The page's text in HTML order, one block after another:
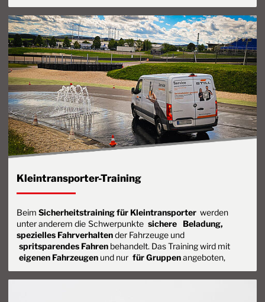
Kleintransporter-Training
Beim Sicherheitstraining für Kleintransporter werden
unter anderem die Schwerpunkte sichere
Beladung,
spezielles Fahrverhaltender Fahrzeuge und
spritsparendes Fahren behandelt. Das Training wird mit
eigenen Fahrzeugen und nur für Gruppenangeboten,